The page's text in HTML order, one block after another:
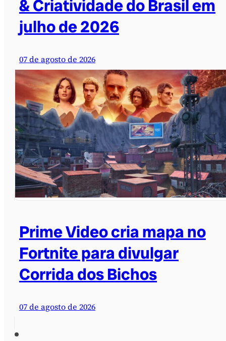
& Criatividade do Brasil em
julho de 2026
07 de agosto de 2026
Prime Video cria mapa no
Fortnite para divulgar
Corrida dos Bichos
07 de agosto de 2026